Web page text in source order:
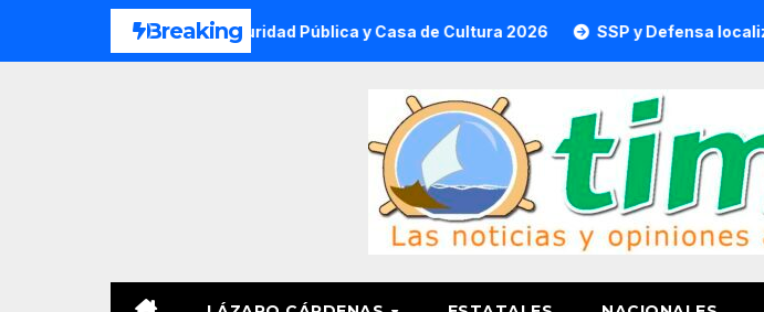
Breaking
de Verano DIF, Seguridad Pública y Casa de Cultura 2026 SSP y Defensa localizan e